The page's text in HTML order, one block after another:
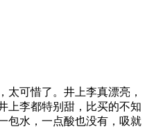
太可惜了。井上李真漂亮，
上李都特别甜，比买的不知
包水，一点酸也没有，吸就